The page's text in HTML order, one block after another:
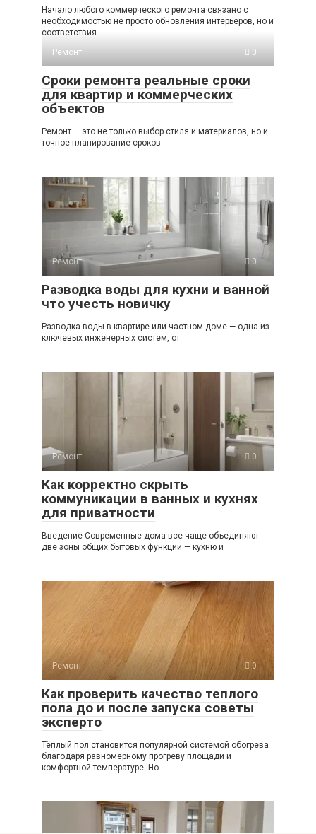
Начало любого коммерческого ремонта связано с
необходимостью не просто обновления интерьеров, но и
соответствия
Ремонт
0
Сроки ремонта реальные сроки
для квартир и коммерческих
объектов
Ремонт — это не только выбор стиля и материалов, но и
точное планирование сроков.
Ремонт 0
Разводка воды для кухни и ванной
что учесть новичку
Разводка воды в квартире или частном доме — одна из
ключевых инженерных систем, от
Ремонт 0
Как корректно скрыть
коммуникации в ванных и кухнях
для приватности
Введение Современные дома все чаще объединяют
две зоны общих бытовых функций — кухню и
Ремонт 0
Как проверить качество теплого
пола до и после запуска советы
эксперто
Тёплый пол становится популярной системой обогрева
благодаря равномерному прогреву площади и
комфортной температуре. Но